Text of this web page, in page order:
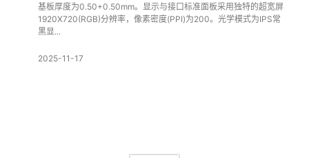
基板厚度为0.50+0.50mm。显示与接口标准面板采用独特的超宽屏
1920X720(RGB)分辨率，像素密度(PPI)为200。光学模式为IPS常
黑显...
2025-11-17